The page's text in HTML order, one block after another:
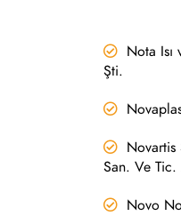
Nota Isı
Şti.
Novartis
San. Ve
Novo